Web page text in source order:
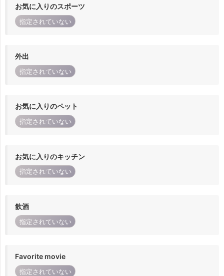
お気に入りのスポーツ
指定されていない
外出
指定されていない
お気に入りのペット
指定されていない
お気に入りのキッチン
指定されていない
飲酒
指定されていない
Favorite movie
指定されていない